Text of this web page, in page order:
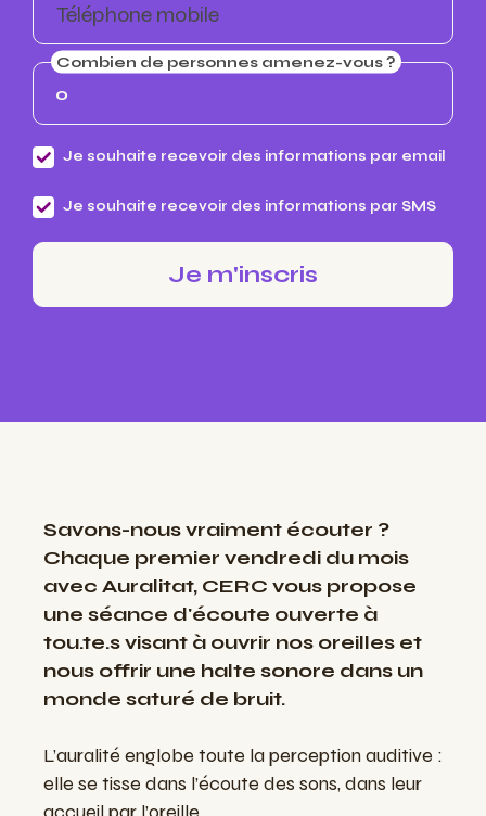
Téléphone mobile
Combien de personnes amenez-vous ?
Je souhaite recevoir des informations par email
Je souhaite recevoir des informations par SMS
Savons-nous vraiment écouter ?
Chaque premier vendredi du mois
avec Auralitat, CERC vous propose
une séance d'écoute ouverte à
tou.te.s visant à ouvrir nos oreilles et
nous offrir une halte sonore dans un
monde saturé de bruit.
L’auralité englobe toute la perception auditive :
elle se tisse dans l’écoute des sons, dans leur